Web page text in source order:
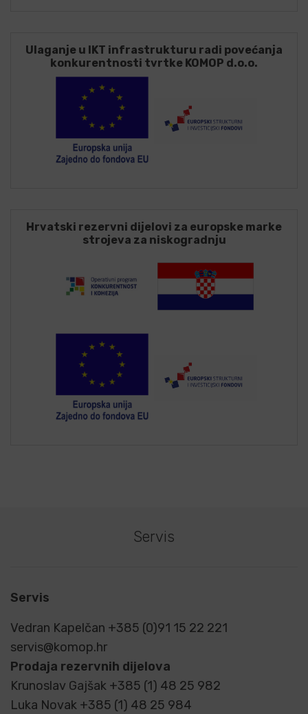
Ulaganje u IKT infrastrukturu radi povećanja
konkurentnosti tvrtke KOMOP d.o.o.
Hrvatski rezervni dijelovi za europske marke
strojeva za niskogradnju
Servis
Servis
Vedran Kapelčan +385 (0)91 15 22 221
servis@komop.hr
Prodaja rezervnih dijelova
Krunoslav Gajšak +385 (1) 48 25 982
Luka Novak +385 (1) 48 25 984